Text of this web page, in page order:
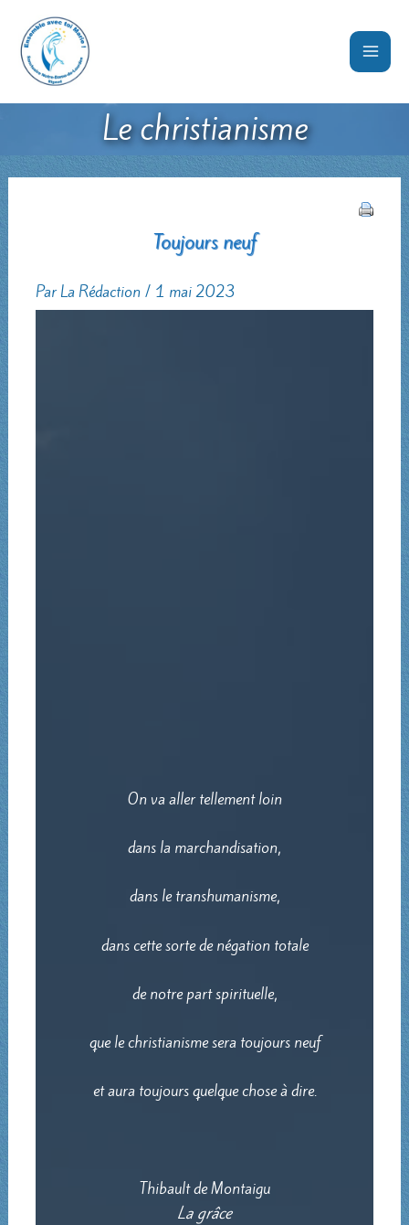
contenu
Le christianisme
Toujours neuf
ParLa Rédaction / 1 mai 2023
On va aller tellement loin
dans la marchandisation,
dans le transhumanisme,
dans cette sorte de négation totale
de notre part spirituelle,
que le christianisme sera toujours neuf
et aura toujours quelque chose à dire.
Thibault de Montaigu
La grâce